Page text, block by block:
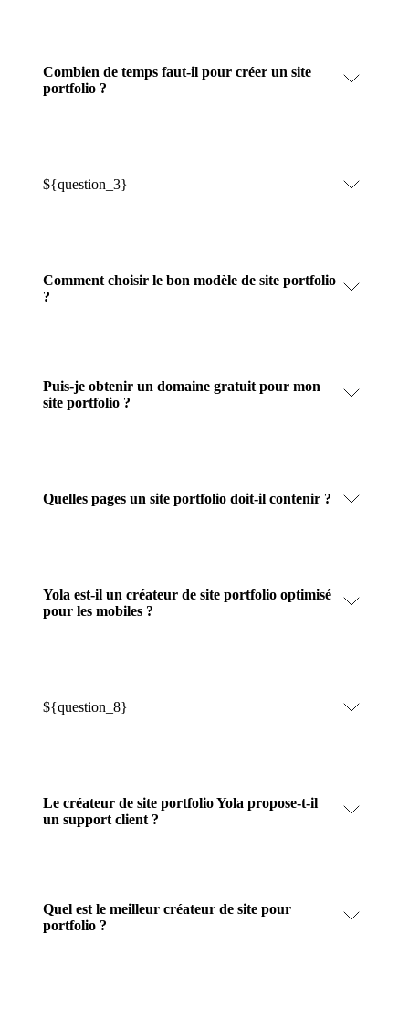
Combien de temps faut-il pour créer un site
portfolio ?
${question_3}
Comment choisir le bon modèle de site portfolio
?
Puis-je obtenir un domaine gratuit pour mon
site portfolio ?
Quelles pages un site portfolio doit-il contenir ?
Yola est-il un créateur de site portfolio optimisé
pour les mobiles ?
${question_8}
Le créateur de site portfolio Yola propose-t-il
un support client ?
Quel est le meilleur créateur de site pour
portfolio ?